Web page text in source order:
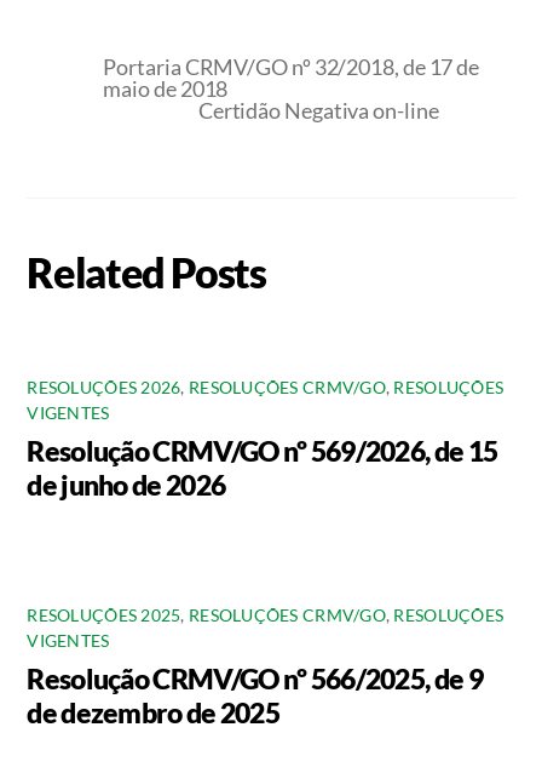
Portaria CRMV/GO nº 32/2018, de 17 de
maio de 2018
Certidão Negativa on-line
Related Posts
RESOLUÇÕES 2026, RESOLUÇÕES CRMV/GO, RESOLUÇÕES
VIGENTES
Resolução CRMV/GO nº 569/2026, de 15
de junho de 2026
RESOLUÇÕES 2025, RESOLUÇÕES CRMV/GO, RESOLUÇÕES
VIGENTES
Resolução CRMV/GO nº 566/2025, de 9
de dezembro de 2025